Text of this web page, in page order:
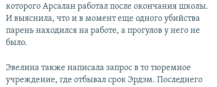
которого Арсалан работал после окончания школы.
И выяснила, что и в момент еще одного убийства
парень находился на работе, а прогулов у него не
было.
Эвелина также написала запрос в то тюремное
учреждение, где отбывал срок Эрдэм. Последнего